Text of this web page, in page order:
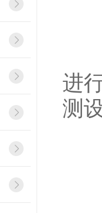
进
测